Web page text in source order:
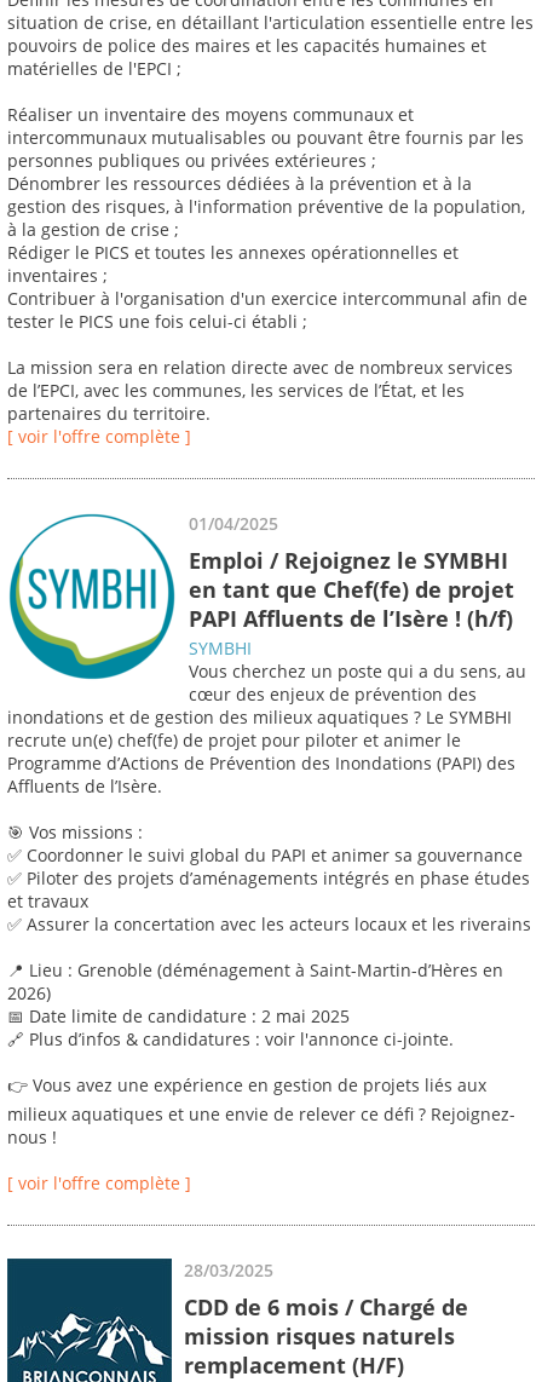
situation de crise, en détaillant l'articulation essentielle entre les
pouvoirs de police des maires et les capacités humaines et
matérielles de l'EPCI ;
Réaliser un inventaire des moyens communaux et
intercommunaux mutualisables ou pouvant être fournis par les
personnes publiques ou privées extérieures ;
Dénombrer les ressources dédiées à la prévention et à la
gestion des risques, à l'information préventive de la population,
à la gestion de crise ;
Rédiger le PICS et toutes les annexes opérationnelles et
inventaires ;
Contribuer à l'organisation d'un exercice intercommunal afin de
tester le PICS une fois celui-ci établi ;
La mission sera en relation directe avec de nombreux services
de l’EPCI, avec les communes, les services de l’État, et les
partenaires du territoire.
[ voir l'offre complète ]
01/04/2025
Emploi / Rejoignez le SYMBHI
en tant que Chef(fe) de projet
PAPI Affluents de l’Isère ! (h/f)
SYMBHI
Vous cherchez un poste qui a du sens, au
cœur des enjeux de prévention des
inondations et de gestion des milieux aquatiques ? Le SYMBHI
recrute un(e) chef(fe) de projet pour piloter et animer le
Programme d’Actions de Prévention des Inondations (PAPI) des
Affluents de l’Isère.
🎯 Vos missions :
✅ Coordonner le suivi global du PAPI et animer sa gouvernance
✅ Piloter des projets d’aménagements intégrés en phase études
et travaux
✅ Assurer la concertation avec les acteurs locaux et les riverains
📍 Lieu : Grenoble (déménagement à Saint-Martin-d’Hères en
2026)
📅 Date limite de candidature : 2 mai 2025
🔗 Plus d’infos & candidatures : voir l'annonce ci-jointe.
👉 Vous avez une expérience en gestion de projets liés aux
milieux aquatiques et une envie de relever ce défi ? Rejoignez-
nous !
[ voir l'offre complète ]
28/03/2025
CDD de 6 mois / Chargé de
mission risques naturels
remplacement (H/F)